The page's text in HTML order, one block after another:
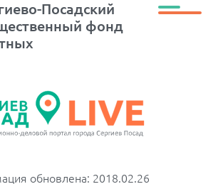
Посадский
фонд
обновлена: 2018.02.26